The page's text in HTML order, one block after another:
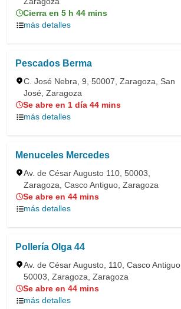
Cierra en 5 h 44 mins
más detalles
Pescados Berma
C. José Nebra, 9, 50007, Zaragoza, San
José, Zaragoza
Se abre en 1 día 44 mins
más detalles
Menuceles Mercedes
Av. de César Augusto 110, 50003,
Zaragoza, Casco Antiguo, Zaragoza
Se abre en 44 mins
más detalles
Pollería Olga 44
Av. de César Augusto, 110, Casco Antiguo,
50003, Zaragoza, Zaragoza
Se abre en 44 mins
más detalles